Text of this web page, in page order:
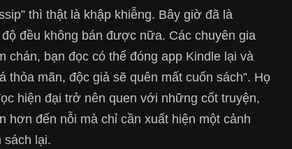
thì thật là khập khiễng. Bây giờ đã là
đều không bán được nữa. Các chuyên gia
chán, bạn đọc có thể đóng app Kindle lại và
mãn, độc giả sẽ quên mất cuốn sách”. Họ
hiện đại trở nên quen với những cốt truyện,
đến nỗi mà chỉ cần xuất hiện một cảnh
sách lại.